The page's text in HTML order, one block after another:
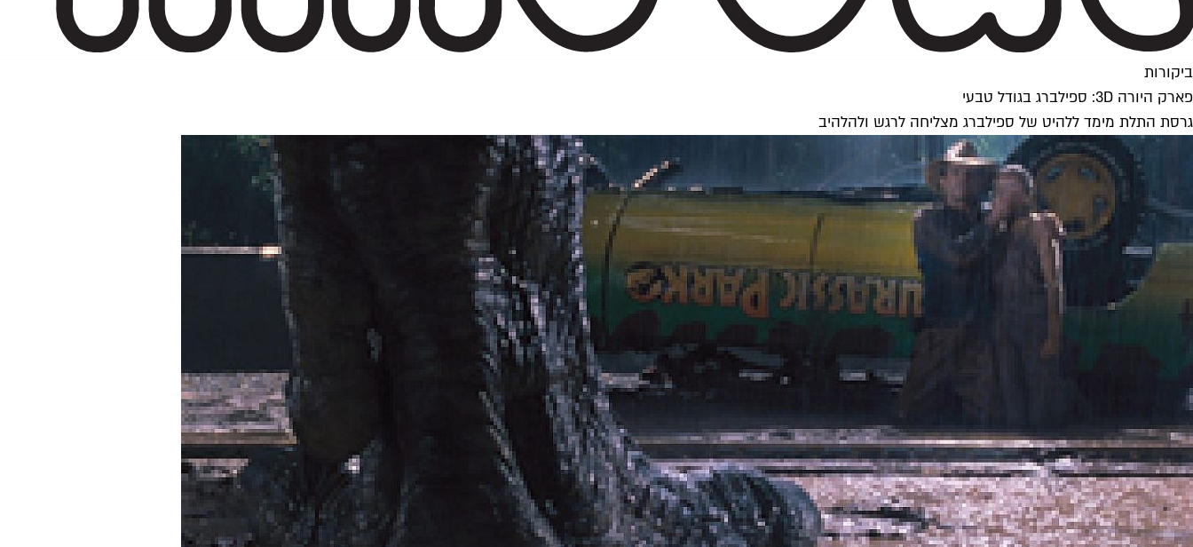
ביקורות
פארק היורה 3D: ספילברג בגודל טבעי
גרסת התלת מימד ללהיט של ספילברג מצליחה לרגש ולהלהיב